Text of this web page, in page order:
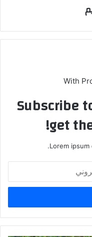
With
Subscribe
get
Lorem